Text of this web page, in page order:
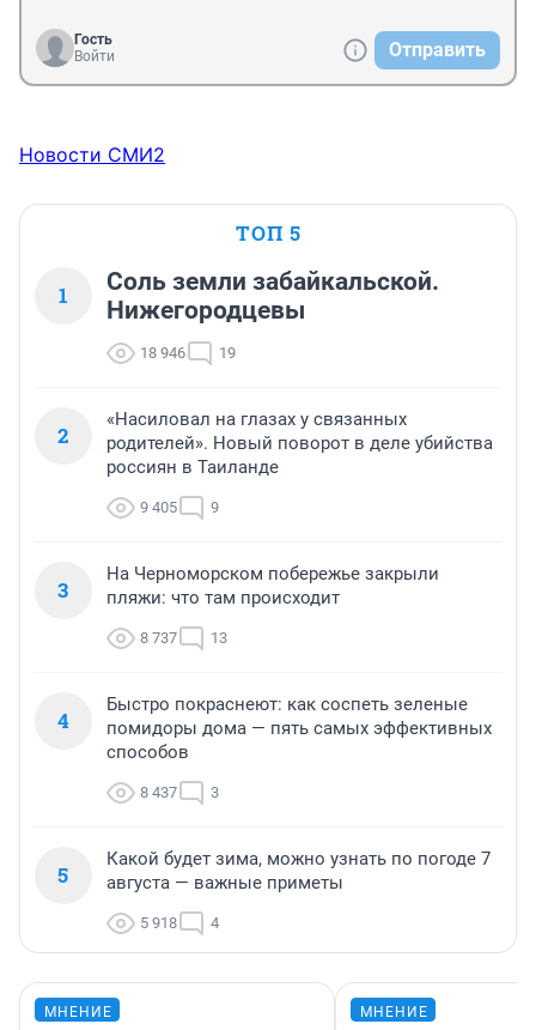
Гость
Войти
Отправить
Новости СМИ2
ТОП 5
1
Соль земли забайкальской.
Нижегородцевы
18 946 19
2
«Насиловал на глазах у связанных
родителей». Новый поворот в деле убийства
россиян в Таиланде
9 405 9
3
На Черноморском побережье закрыли
пляжи: что там происходит
8 737 13
4
Быстро покраснеют: как соспеть зеленые
помидоры дома — пять самых эффективных
способов
8 437 3
5
Какой будет зима, можно узнать по погоде 7
августа — важные приметы
5 918 4
МНЕНИЕ МНЕНИЕ